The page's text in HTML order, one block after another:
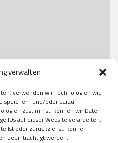
verwalten
verwenden wir Technologien wie
speichern und/oder darauf
zustimmst, können wir Daten
IDs auf dieser Website verarbeiten.
oder zurückziehst, können
beeinträchtigt werden.